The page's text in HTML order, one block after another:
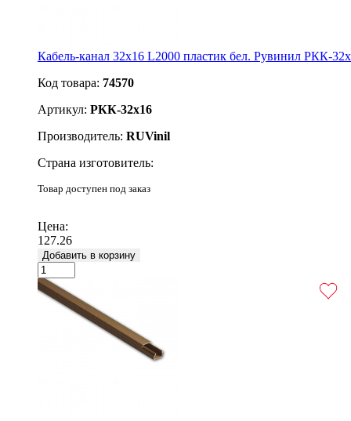
Кабель-канал 32х16 L2000 пластик бел. Рувинил РКК-
Код товара: 74570
Артикул: РКК-32х16
Производитель: RUVinil
Страна изготовитель:
Товар доступен под заказ
Цена:
127.26
Добавить в корзину